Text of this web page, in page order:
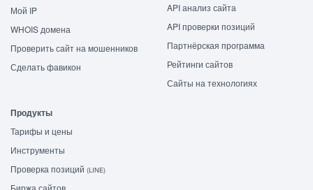
Мой IP
WHOIS домена
Проверить сайт на мошенников
Сделать фавикон
API анализ сайта
API проверки позиций
Партнёрская программа
Рейтинги сайтов
Сайты на технологиях
Продукты
Тарифы и цены
Инструменты
Проверка позиций (LINE)